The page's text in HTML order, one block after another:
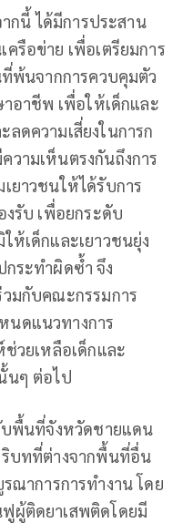
กนี้ ได้มีการประสาน
รือข่าย เพื่อเตรียมการ
ที่พ้นจากการควบคุมตัว
อาชีพ เพื่อให้เด็กและ
ดความเสี่ยงในการก
วามเห็นตรงกันถึงการ
ยาวชนให้ได้รับการ
รับ เพื่อยกระดับ
ห้เด็กและเยาวชนยุ่ง
กระทำผิดซ้ำ จึง
วมกับคณะกรรมการ
นดแนวทางการ
วยเหลือเด็กและ
นๆ ต่อไป
บพื้นที่จังหวัดชายแดน
บทที่ต่างจากพื้นที่อื่น
ณาการการทำงาน โดย
ผู้ติดยาเสพติดโดยมี